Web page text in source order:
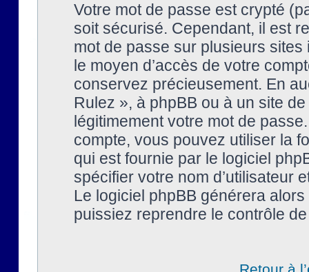
Votre mot de passe est crypté
soit sécurisé. Cependant, il est
mot de passe sur plusieurs
le moyen d’accès de votre
conservez précieusement. En
Rulez », à phpBB ou à un site
légitimement votre mot de
compte, vous pouvez utiliser la
qui est fournie par le logiciel
spécifier votre nom d’utilisateur
Le logiciel phpBB générera
puissiez reprendre le contrôle